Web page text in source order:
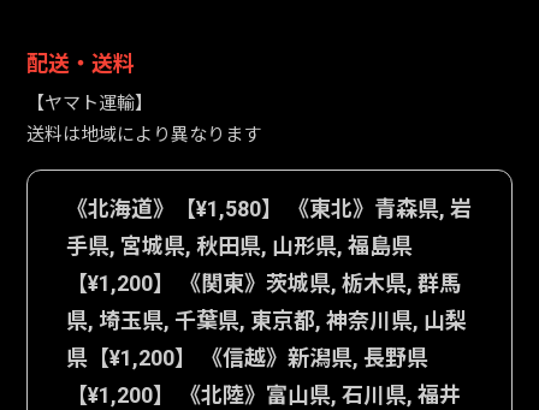
配送・送料
【ヤマト運輸】
送料は地域により異なります
《北海道》【¥1,580】 《東北》青森県, 岩
手県, 宮城県, 秋田県, 山形県, 福島県
【¥1,200】 《関東》茨城県, 栃木県, 群馬
県, 埼玉県, 千葉県, 東京都, 神奈川県, 山梨
県【¥1,200】 《信越》新潟県, 長野県
【¥1,200】 《北陸》富山県, 石川県, 福井